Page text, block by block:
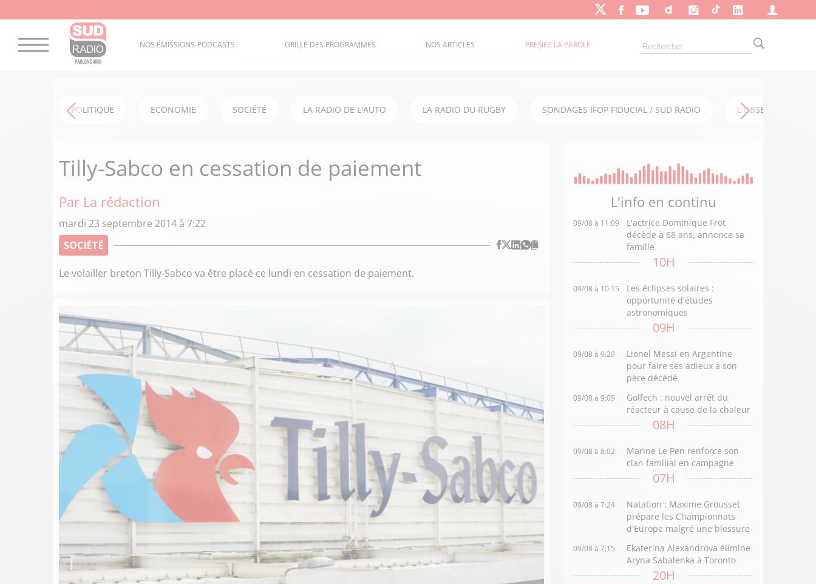
NOS ÉMISSIONS-PODCASTS GRILLE DES PROGRAMMES NOS ARTICLES PRENEZ LA PAROLE
POLITIQUE ECONOMIE SOCIÉTÉ LA RADIO DE L'AUTO LA RADIO DU RUGBY SONDAGES IFOP FIDUCIAL / SUD RADIO L'OBSERVATOIRE
Tilly-Sabco en cessation de paiement
Par La rédaction
mardi 23 septembre 2014 à 7:22
SOCIÉTÉ
Le volailler breton Tilly-Sabco va être placé ce lundi en cessation de paiement.
L'info en continu
09/08 à 11:09
L'actrice Dominique Frot
décède à 68 ans, annonce sa
famille
10H
09/08 à 10:15
Les éclipses solaires :
opportunité d'études
astronomiques
09H
09/08 à 9:29
Lionel Messi en Argentine
pour faire ses adieux à son
père décédé
09/08 à 9:09
Golfech : nouvel arrêt du
réacteur à cause de la chaleur
08H
09/08 à 8:02
Marine Le Pen renforce son
clan familial en campagne
07H
09/08 à 7:24
Natation : Maxime Grousset
prépare les Championnats
d'Europe malgré une blessure
09/08 à 7:15
Ekaterina Alexandrova élimine
Aryna Sabalenka à Toronto
20H